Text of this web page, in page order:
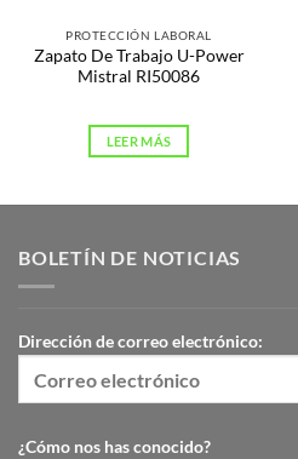
PROTECCIÓN LABORAL
Zapato De Trabajo U-Power
Mistral RI50086
LEER MÁS
BOLETÍN DE NOTICIAS
Dirección de correo electrónico:
¿Cómo nos has conocido?